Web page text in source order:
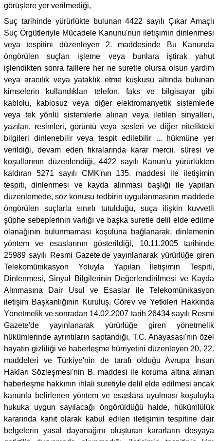
görüşlere yer verilmediği,
Suç tarihinde yürürlükte bulunan 4422 sayılı Çıkar Amaçlı
Suç Örgütleriyle Mücadele Kanunu'nun iletişimin dinlenmesi
veya tespitini düzenleyen 2. maddesinde Bu Kanunda
öngörülen suçları işleme veya bunlara iştirak yahut
işlendikten sonra faillere her ne suretle olursa olsun yardım
veya aracılık veya yataklık etme kuşkusu altında bulunan
kimselerin kullandıkları telefon, faks ve bilgisayar gibi
kablolu, kablosuz veya diğer elektromanyetik sistemlerle
veya tek yönlü sistemlerle alınan veya iletilen sinyalleri,
yazıları, resimleri, görüntü veya sesleri ve diğer nitelikteki
bilgileri dinlenebilir veya tespit edilebilir ... hükmüne yer
verildiği, devam eden fıkralarında karar mercii, süresi ve
koşullarının düzenlendiği, 4422 sayılı Kanun'u yürürlükten
kaldıran 5271 sayılı CMK'nın 135. maddesi ile iletişimin
tespiti, dinlenmesi ve kayda alınması başlığı ile yapılan
düzenlemede, söz konusu tedbirin uygulanmasının maddede
öngörülen suçlarla sınırlı tutulduğu, suça ilişkin kuvvetli
şüphe sebeplerinin varlığı ve başka suretle delil elde edilme
olanağının bulunmaması koşuluna bağlanarak, dinlemenin
yöntem ve esaslarının gösterildiği, 10.11.2005 tarihinde
25989 sayılı Resmi Gazete'de yayınlanarak yürürlüğe giren
Telekomünikasyon Yoluyla Yapılan İletişimin Tespiti,
Dinlenmesi, Sinyal Bilgilerinin Değerlendirilmesi ve Kayda
Alınmasına Dair Usul ve Esaslar ile Telekomünikasyon
iletişim Başkanlığının Kuruluş, Görev ve Yetkileri Hakkında
Yönetmelik ve sonradan 14.02.2007 tarih 26434 sayılı Resmi
Gazete'de yayınlanarak yürürlüğe giren yönetmelik
hükümlerinde ayrıntıların saptandığı, T.C. Anayasası'nın özel
hayatın gizliliği ve haberleşme hürriyetini düzenleyen 20, 22.
maddeleri ve Türkiye'nin de tarafı olduğu Avrupa İnsan
Hakları Sözleşmesi'nin B. maddesi ile koruma altına alınan
haberleşme hakkının ihlali suretiyle delil elde edilmesi ancak
kanunla belirlenen yöntem ve esaslara uyulması koşuluyla
hukuka uygun sayılacağı öngörüldüğü halde, hükümlülük
kararında kanıt olarak kabul edilen iletişimin tespitine dair
belgelerin yasal dayanağını oluşturan kararların dosyaya